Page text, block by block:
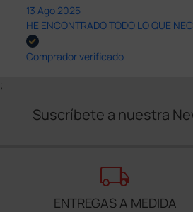
13 Ago 2025
HE ENCONTRADO TODO LO QUE
Comprador verificado
;
Suscríbete a nuestra
local_shipping
ENTREGAS A MEDIDA